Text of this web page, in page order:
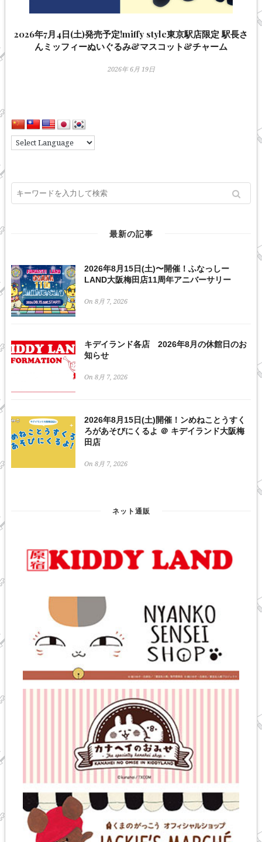
2026年7月4日(土)発売予定!miffy style東京駅店限定 駅長さ
んミッフィーぬいぐるみ&マスコット&チャーム
2026年 6月 19日
最新の記事
2026年8月15日(土)〜開催！ふなっしー
LAND大阪梅田店11周年アニバーサリー
On 8月 7, 2026
キデイランド各店 2026年8月の休館日のお
知らせ
On 8月 7, 2026
2026年8月15日(土)開催！ンめねことうすく
ろがあそびにくるよ ＠ キデイランド大阪梅
田店
On 8月 7, 2026
ネット通販